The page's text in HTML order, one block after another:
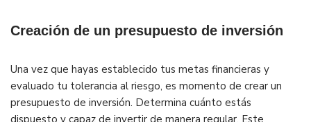
Creación de un presupuesto de inversión
Una vez que hayas establecido tus metas financieras y
evaluado tu tolerancia al riesgo, es momento de crear un
presupuesto de inversión. Determina cuánto estás